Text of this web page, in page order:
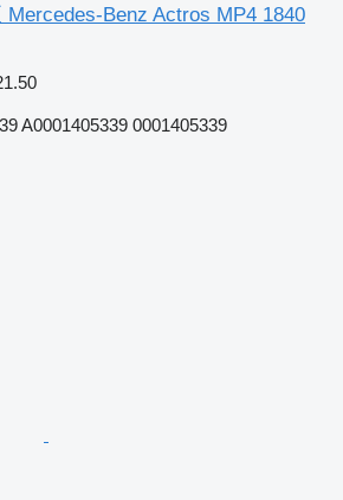
Benz Actros MP4 1840
A0001405339 0001405339